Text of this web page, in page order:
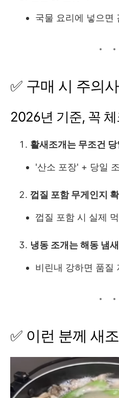
국물 요리에 넣으면
✅ 구매 시 주의
2026년 기준, 꼭
활새조개는 무조건
'산소 포장' + 당일
껍질 포함 무게인지
껍질 포함 시 실제
냉동 조개는 해동 냄
비린내 강하면 품질
✅ 이런 분께 새